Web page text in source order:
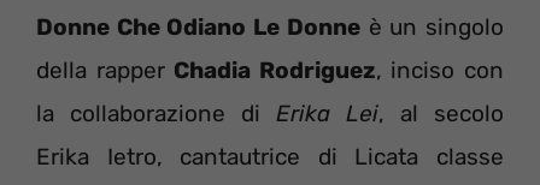
Donne Che Odiano Le Donneè un singolo
della rapper Chadia Rodriguez, inciso con
la collaborazione di Erika Lei, al secolo
Erika Ietro, cantautrice di Licata classe